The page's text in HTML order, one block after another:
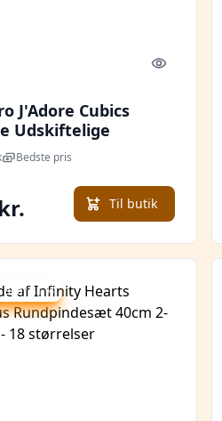
Quick look
J'Adore Cubics
Udskiftelige
60-80-100
mm 7 størrelser
Bedste pris
Til butik
spar 81 %